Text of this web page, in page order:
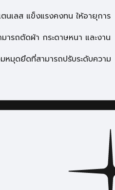
นเลส แข็งแรงคงทน ให้อายุการ
ารถตัดผ้า กระดาษหนา และงาน
มุดยึดที่สามารถปรับระดับความ